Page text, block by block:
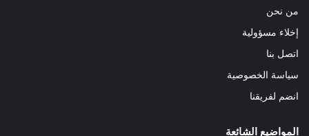
من نحن
إخلاء مسؤولية
اتصل بنا
سياسة الخصوصية
انضم لفريقنا
المواضيع الشائعة